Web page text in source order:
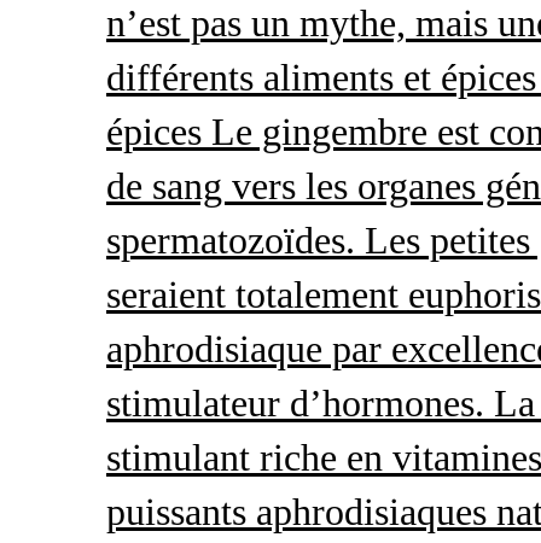
n’est pas un mythe, mais
différents aliments et
épices Le gingembre est
de sang vers les organes
spermatozoïdes. Les
seraient totalement
aphrodisiaque par
stimulateur d’hormones.
stimulant riche en
puissants aphrodisiaques